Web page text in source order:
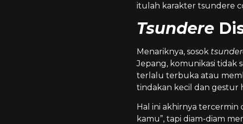
itulah karakter tsundere
Tsundere
Menariknya, sosok
Jepang, komunikasi tidak
terlalu terbuka atau
tindakan kecil dan gestur
Hal ini akhirnya tercermin
kamu”, tapi diam-diam